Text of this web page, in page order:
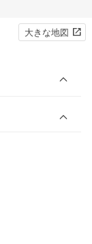
大きな地図